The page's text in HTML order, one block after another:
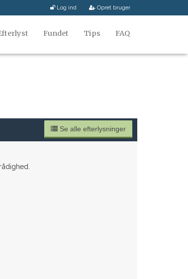
Log ind Opret bruger
Fundet Tips FAQ
Se alle efterlysninger